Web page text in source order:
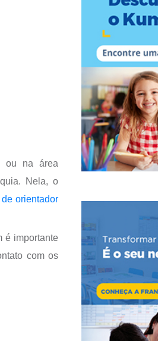
ou na área
Nela, o
orientador
é importante
com os